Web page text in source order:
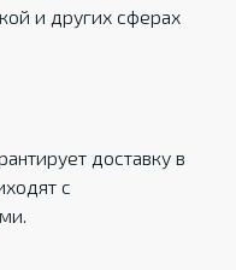
и других сферах
доставку в
с